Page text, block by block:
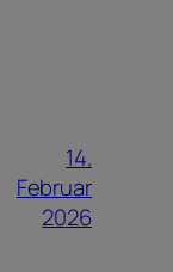
14.
Februar
2026